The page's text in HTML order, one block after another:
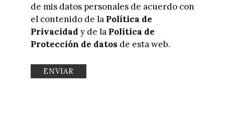
de mis datos personales de acuerdo con
el contenido de la Política de
Privacidad y de la Política de
Protección de datos de esta web.